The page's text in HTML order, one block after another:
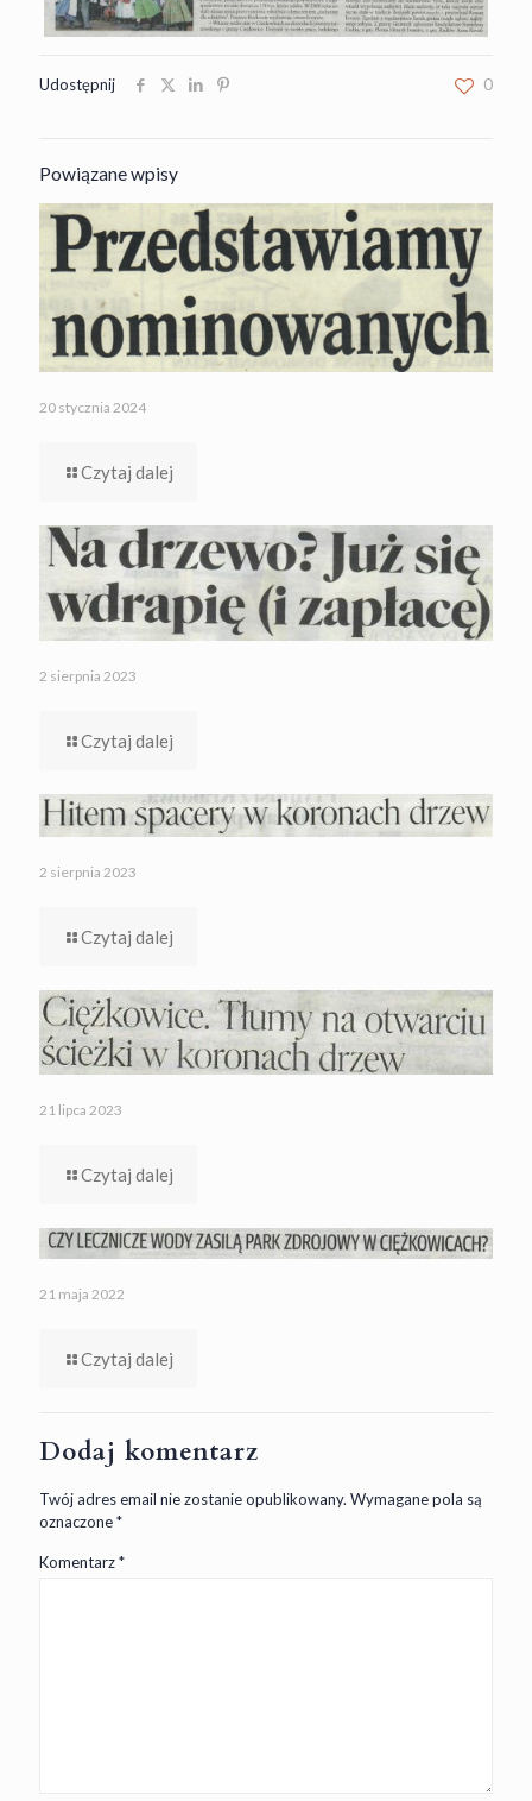
Udostępnij 0
Powiązane wpisy
20 stycznia 2024
Czytaj dalej
2 sierpnia 2023
Czytaj dalej
2 sierpnia 2023
Czytaj dalej
21 lipca 2023
Czytaj dalej
21 maja 2022
Czytaj dalej
Dodaj komentarz
Twój adres email nie zostanie opublikowany. Wymagane pola są
oznaczone*
Komentarz*